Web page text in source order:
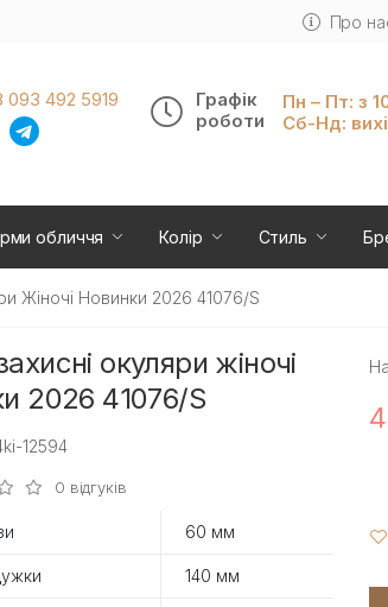
Про
093 492 5919
Графік
роботи
Пн – Пт: з
Сб-Нд:
обличчя Колір Стиль
Жіночі Новинки 2026 41076/S
окуляри жіночі
2026 41076/S
12594
0 відгуків
60 мм
140 мм